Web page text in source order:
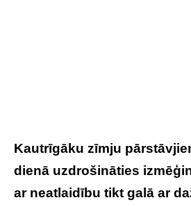
Kautrīgāku zīmju
dienā uzdrošināties
ar neatlaidību tikt galā ar